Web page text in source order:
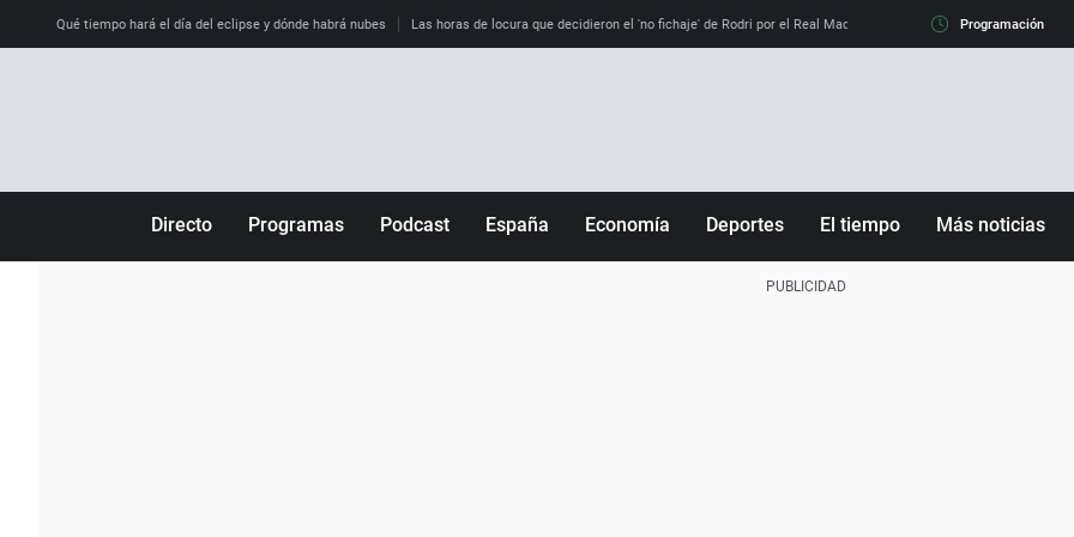
Qué tiempo hará el día del eclipse y dónde habrá nubes Las horas de locura que decidieron el 'no fichaje' de Rodri por el Real Madrid y su 'sí' al Barça La llamada
Programación
Directo Programas Podcast España Economía Deportes El tiempo Más noticias